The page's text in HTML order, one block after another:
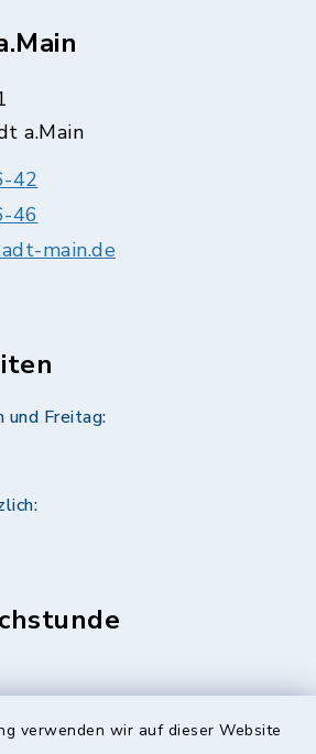
verwenden wir auf dieser Website
a.Main
42
46
main.de
Freitag: